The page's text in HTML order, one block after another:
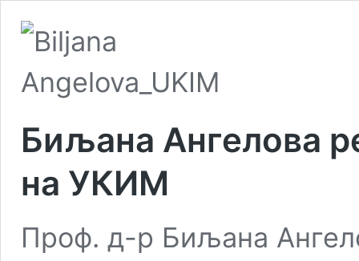
Биљана Ангелова
на УКИМ
Проф. д-р Биљана